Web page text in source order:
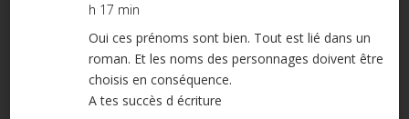
h 17 min
Oui ces prénoms sont bien. Tout est lié dans un
roman. Et les noms des personnages doivent être
choisis en conséquence.
A tes succès d écriture